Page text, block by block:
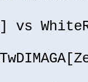
vs